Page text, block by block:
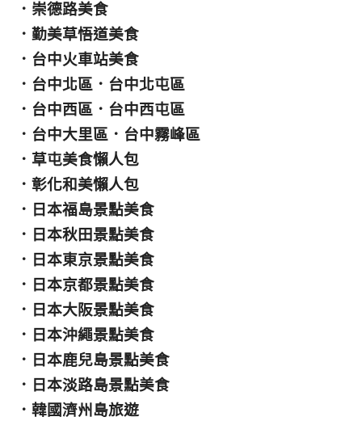
． 崇德路美食
． 勤美草悟道美食
． 台中火車站美食
． 台中北區 ． 台中北屯區
． 台中西區 ． 台中西屯區
． 台中大里區 ． 台中霧峰區
． 草屯美食懶人包
． 彰化和美懶人包
． 日本福島景點美食
． 日本秋田景點美食
． 日本東京景點美食
． 日本京都景點美食
． 日本大阪景點美食
． 日本沖繩景點美食
． 日本鹿兒島景點美食
． 日本淡路島景點美食
． 韓國濟州島旅遊